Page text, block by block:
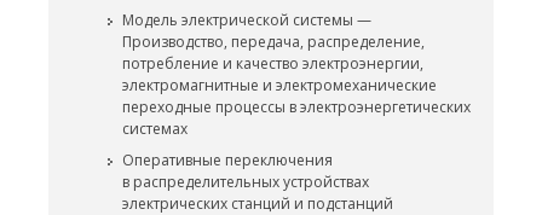
Модель электрической системы —
Производство, передача, распределение,
потребление и качество электроэнергии,
электромагнитные и электромеханические
переходные процессы в электроэнергетических
системах
Оперативные переключения
в распределительных устройствах
электрических станций и подстанций